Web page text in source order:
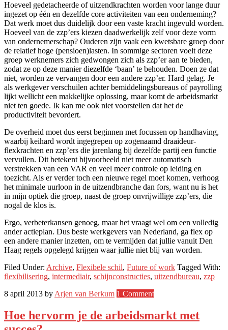
Hoeveel gedetacheerde of uitzendkrachten worden voor lange duur
ingezet op één en dezelfde core activiteiten van een onderneming?
Dat werk moet dus duidelijk door een vaste kracht ingevuld worden.
Hoeveel van de zzp’ers kiezen daadwerkelijk zelf voor deze vorm
van ondernemerschap? Ouderen zijn vaak een kwetsbare groep door
de relatief hoge (pensioen)lasten. In sommige sectoren voelt deze
groep werknemers zich gedwongen zich als zzp’er aan te bieden,
zodat ze op deze manier diezelfde ‘baan’ te behouden. Doen ze dat
niet, worden ze vervangen door een andere zzp’er. Hard gelag. Je
als werkgever verschuilen achter bemiddelingsbureaus of payrolling
lijkt wellicht een makkelijke oplossing, maar komt de arbeidsmarkt
niet ten goede. Ik kan me ook niet voorstellen dat het de
productiviteit bevordert.
De overheid moet dus eerst beginnen met focussen op handhaving,
waarbij keihard wordt ingegrepen op zogenaamd draaideur-
flexkrachten en zzp’ers die jarenlang bij dezelfde partij een functie
vervullen. Dit betekent bijvoorbeeld niet meer automatisch
verstrekken van een VAR en veel meer controle op leiding en
toezicht. Als er verder toch een nieuwe regel moet komen, verhoog
het minimale uurloon in de uitzendbranche dan fors, want nu is het
in mijn optiek die groep, naast de groep onvrijwillige zzp’ers, die
nogal de klos is.
Ergo, verbeterkansen genoeg, maar het vraagt wel om een volledig
ander actieplan. Dus beste werkgevers van Nederland, ga flex op
een andere manier inzetten, om te vermijden dat jullie vanuit Den
Haag regels opgelegd krijgen waar jullie niet blij van worden.
Filed Under: Archive, Flexibele schil, Future of work Tagged With:
flexibilisering, intermediair, schijnconstructies, uitzendbureau, zzp
8 april 2013 by Arjen van Berkum 1 Comment
Hoe hervorm je de arbeidsmarkt met